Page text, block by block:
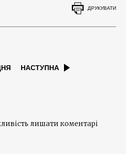
ДРУКУВАТИ
НАСТУПНА
лишати коментарі